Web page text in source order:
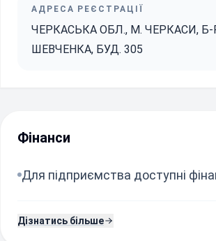
АДРЕСА РЕЄСТРАЦІЇ
ЧЕРКАСЬКА ОБЛ., М. ЧЕРКАСИ, Б-
ШЕВЧЕНКА, БУД. 305
Фінанси
Для підприємства доступні
Дізнатись більше